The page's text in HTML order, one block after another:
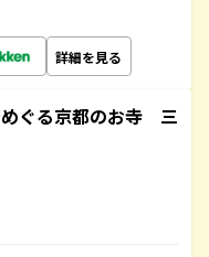
詳細を見る
ぐる京都のお寺 三